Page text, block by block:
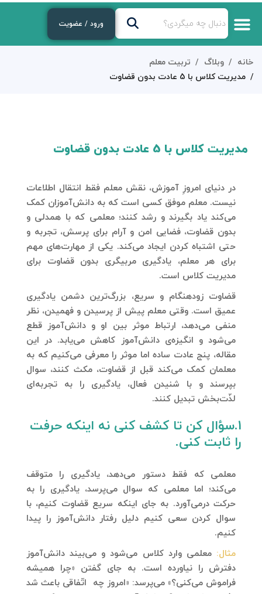
ورود / عضویت
خانه وبلاگ
تربیت معلم
مدیریت کلاس با 5 عادت بدون قضاوت
مدیریت کلاس با 5 عادت بدون قضاوت
در دنیای امروزِ آموزش، نقش معلم فقط انتقال اطلاعات
نیست. معلم موفق کسی است که به دانش‌آموزان کمک
می‌کند یاد بگیرند و رشد کنند؛ معلمی که با همدلی و
بدون قضاوت، فضایی امن و آرام برای پرسش، تجربه و
حتی اشتباه کردن ایجاد می‌کند. یکی از مهارت‌های مهم
برای هر معلم، یادگیری مربیگری بدون قضاوت برای
مدیریت کلاس است.
قضاوت زودهنگام و سریع، بزرگ‌ترین دشمن یادگیری
عمیق است. وقتی معلم پیش از پرسیدن و فهمیدن، نظر
منفی می‌دهد، ارتباط موثر بین او و دانش‌آموز قطع
می‌شود و انگیزه‌ی دانش‌آموز کاهش می‌یابد. در این
مقاله، پنج عادت ساده اما موثر را معرفی می‌کنیم که به
معلمان کمک می‌کند قبل از قضاوت، مکث کنند، سوال
بپرسند و با شنیدن فعال، یادگیری را به تجربه‌ای
لذّت‌بخش تبدیل کنند.
1.سؤال کن تا کشف کنی نه اینکه حرفت
را ثابت کنی.
معلمی که فقط دستور می‌دهد، یادگیری را متوقف
می‌کند؛ اما معلمی که سوال می‌پرسد، یادگیری را به
حرکت درمی‌آورد. به جای اینکه سریع قضاوت کنیم، با
سوال کردن سعی کنیم دلیل رفتار دانش‌آموز را پیدا
کنیم.
مثال: معلمی وارد کلاس می‌شود و می‌بیند دانش‌آموز
دفترش را نیاورده است. به جای گفتن «چرا همیشه
فراموش می‌کنی؟» می‌پرسد: «امروز چه اتّفاقی باعث شد